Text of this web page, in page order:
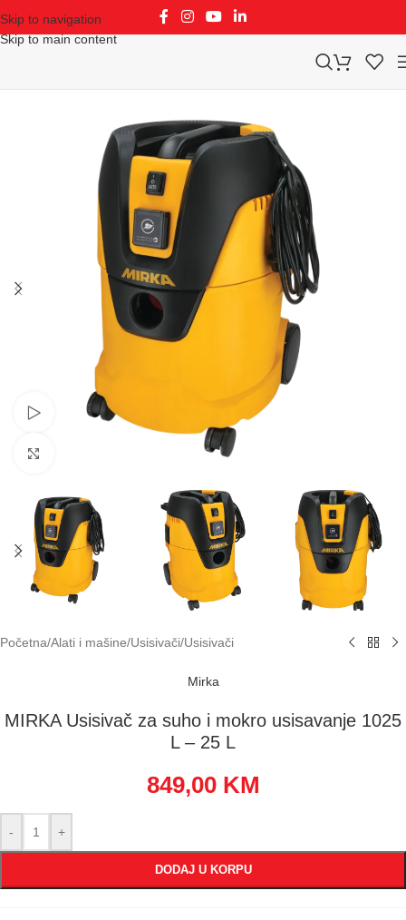
Skip to navigation
Skip to main content
Pogledaj video
Početna/Alati i mašine/Usisivači/Usisivači
Mirka
MIRKA Usisivač za suho i mokro usisavanje 1025
L – 25 L
849,00 KM
- +
DODAJ U KORPU